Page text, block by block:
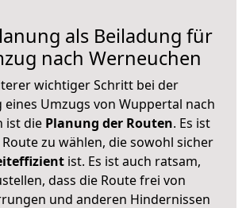
als Beiladung für
nach Werneuchen
wichtiger Schritt bei der
Umzugs von Wuppertal nach
ist die Planung der Routen. Es ist
zu wählen, die sowohl sicher
ist. Es ist auch ratsam,
dass die Route frei von
und anderen Hindernissen